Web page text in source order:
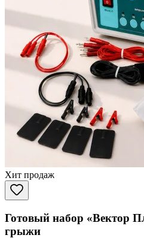
Хит продаж
Готовый набор «Вектор
грыжи